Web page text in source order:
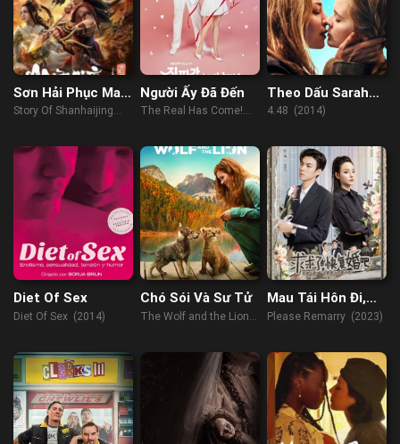
Sơn Hải Phục Ma:
Truy Nguyệt
Story Of Shanhaijing
Người Ấy Đã Đến
The Real Has Come!
Theo Dấu Sarah
Kane
4.48 (2014)
Diet Of Sex
Diet Of Sex (2014)
Chó Sói Và Sư Tử
The Wolf and the Lion
Mau Tái Hôn Đi,
Xin Em Đó
Please Remarry (2023)